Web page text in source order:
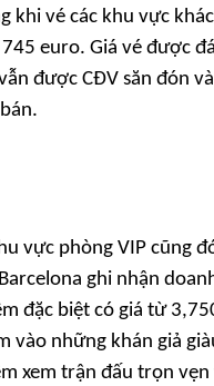
khi vé các khu vực
euro. Giá vé được
được CĐV săn đón
vực phòng VIP cũng
ghi nhận
đặc biệt có giá từ
vào những khán giả
xem trận đấu trọn